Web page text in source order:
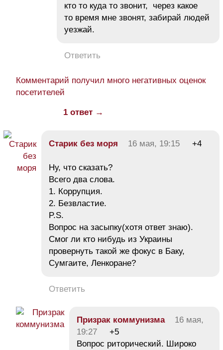
кто то куда то звонит, через какое
то время мне звонят, забирай людей
уезжай.
Ответить
Комментарий получил много негативных оценок
посетителей
1 ответ →
Старик без моря 16 мая, 19:15 +4
Ну, что сказать?
Всего два слова.
1. Коррупция.
2. Безвластие.
P.S.
Вопрос на засыпку(хотя ответ знаю).
Смог ли кто нибудь из Украины
провернуть такой же фокус в Баку,
Сумгаите, Ленкоране?
Ответить
Призрак коммунизма
16 мая,
19:27
+5
Вопрос риторический. Широко